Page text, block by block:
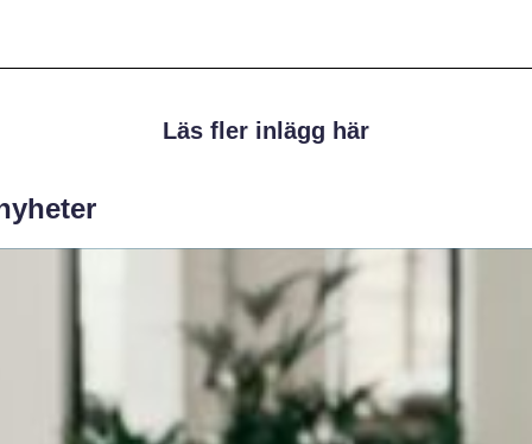
Läs fler inlägg här